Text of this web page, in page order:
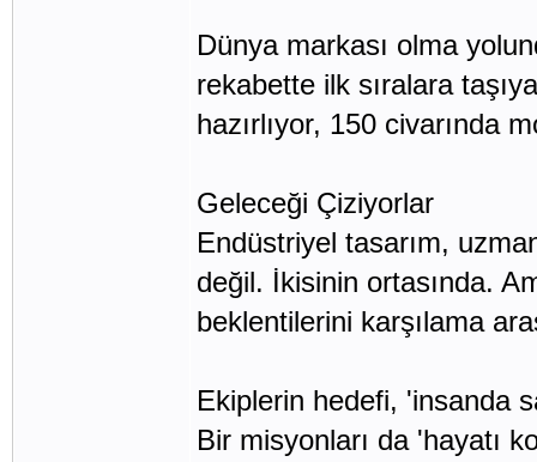
Dünya markası olma
rekabette ilk sıralara
hazırlıyor, 150 civarında
Geleceği Çiziyorlar
Endüstriyel tasarım,
değil. İkisinin ortasında.
beklentilerini karşılama
Ekiplerin hedefi, 'insanda
Bir misyonları da 'hayatı